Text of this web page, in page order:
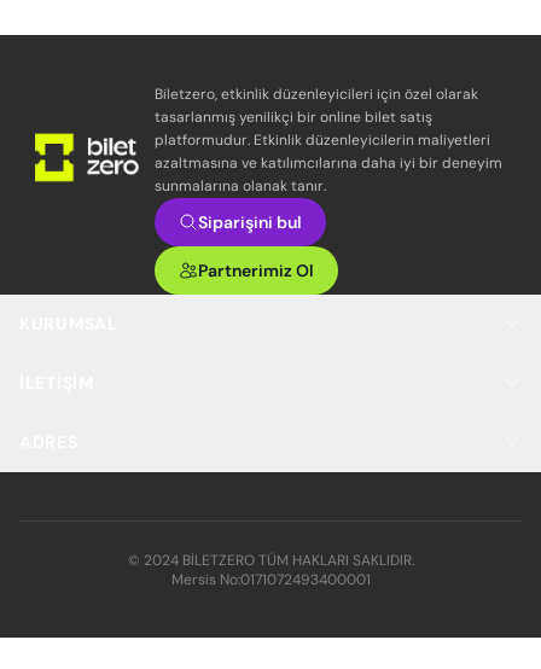
Biletzero, etkinlik düzenleyicileri için özel olarak
tasarlanmış yenilikçi bir online bilet satış
platformudur. Etkinlik düzenleyicilerin maliyetleri
azaltmasına ve katılımcılarına daha iyi bir deneyim
sunmalarına olanak tanır.
Siparişini bul
Partnerimiz Ol
© 2024 BİLETZERO TÜM HAKLARI SAKLIDIR.
Mersis No:0171072493400001